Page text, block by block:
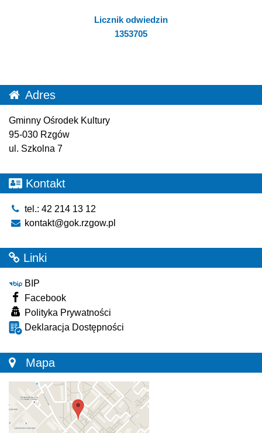
Licznik odwiedzin
1353705
Adres
Gminny Ośrodek Kultury
95-030 Rzgów
ul. Szkolna 7
Kontakt
tel.: 42 214 13 12
kontakt@gok.rzgow.pl
Linki
BIP
Facebook
Polityka Prywatności
Deklaracja Dostępności
Mapa